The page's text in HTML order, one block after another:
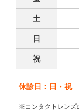
土
日
祝
休診日：日・祝
※コンタクトレンズ